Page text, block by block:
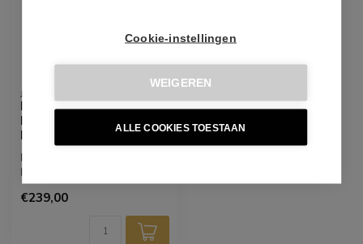
Cookie-instellingen
WEIGEREN
ALLE COOKIES TOESTAAN
JESPER HOME
Ikata Honey Harvest
Eetkamerstoel - Cross
Black
De Ikata eetkamerstoel
kenmerkt zich door de
zachte stoffering die in de
verte i...
€239,00